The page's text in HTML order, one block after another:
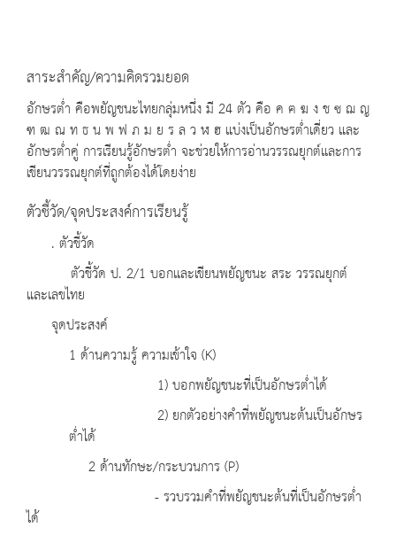
สาระสำคัญ/ความคิดรวมยอด
อักษรต่ำ คือพยัญชนะไทยกลุ่มหนึ่ง มี 24 ตัว คือ ค ฅ ฆ ง ช ซ ฌ ญ
ฑ ฒ ณ ท ธ น พ ฟ ภ ม ย ร ล ว ฬ ฮ แบ่งเป็นอักษรต่ำเดี่ยว และ
อักษรต่ำคู่ การเรียนรู้อักษรต่ำ จะช่วยให้การอ่านวรรณยุกต์และการ
เขียนวรรณยุกต์ที่ถูกต้องได้โดยง่าย
ตัวชี้วัด/จุดประสงค์การเรียนรู้
. ตัวชี้วัด
ตัวชี้วัด ป. 2/1 บอกและเขียนพยัญชนะ สระ วรรณยุกต์
และเลขไทย
จุดประสงค์
1 ด้านความรู้ ความเข้าใจ (K)
1) บอกพยัญชนะที่เป็นอักษรต่ำได้
2) ยกตัวอย่างคำที่พยัญชนะต้นเป็นอักษร
ต่ำได้
2 ด้านทักษะ/กระบวนการ (P)
- รวบรวมคำที่พยัญชนะต้นที่เป็นอักษรต่ำ
ได้